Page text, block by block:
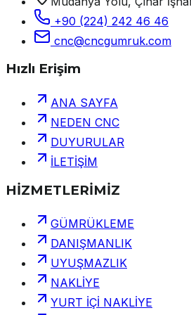
+90 (224) 242 46 46
cnc@cncgumruk.com
Hızlı Erişim
ANA SAYFA
NEDEN CNC
DUYURULAR
İLETİŞİM
HİZMETLERİMİZ
GÜMRÜKLEME
DANIŞMANLIK
UYUŞMAZLIK
NAKLİYE
YURT İÇİ NAKLİYE